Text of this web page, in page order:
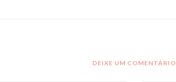
DEIXE UM COMENTÁRIO